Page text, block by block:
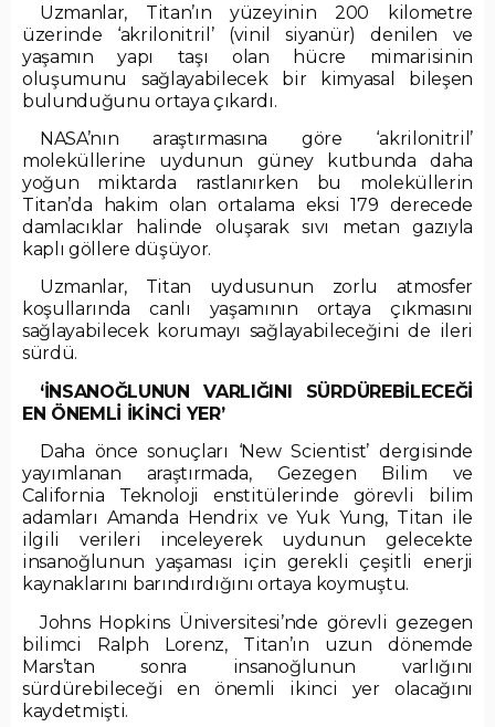
Uzmanlar, Titan’ın yüzeyinin 200 kilometre
üzerinde ‘akrilonitril’ (vinil siyanür) denilen ve
yaşamın yapı taşı olan hücre mimarisinin
oluşumunu sağlayabilecek bir kimyasal bileşen
bulunduğunu ortaya çıkardı.
NASA’nın araştırmasına göre ‘akrilonitril’
moleküllerine uydunun güney kutbunda daha
yoğun miktarda rastlanırken bu moleküllerin
Titan’da hakim olan ortalama eksi 179 derecede
damlacıklar halinde oluşarak sıvı metan gazıyla
kaplı göllere düşüyor.
Uzmanlar, Titan uydusunun zorlu atmosfer
koşullarında canlı yaşamının ortaya çıkmasını
sağlayabilecek korumayı sağlayabileceğini de ileri
sürdü.
‘İNSANOĞLUNUN VARLIĞINI SÜRDÜREBİLECEĞİ
EN ÖNEMLİ İKİNCİ YER’
Daha önce sonuçları ‘New Scientist’ dergisinde
yayımlanan araştırmada, Gezegen Bilim ve
California Teknoloji enstitülerinde görevli bilim
adamları Amanda Hendrix ve Yuk Yung, Titan ile
ilgili verileri inceleyerek uydunun gelecekte
insanoğlunun yaşaması için gerekli çeşitli enerji
kaynaklarını barındırdığını ortaya koymuştu.
Johns Hopkins Üniversitesi’nde görevli gezegen
bilimci Ralph Lorenz, Titan’ın uzun dönemde
Mars’tan sonra insanoğlunun varlığını
sürdürebileceği en önemli ikinci yer olacağını
kaydetmişti.